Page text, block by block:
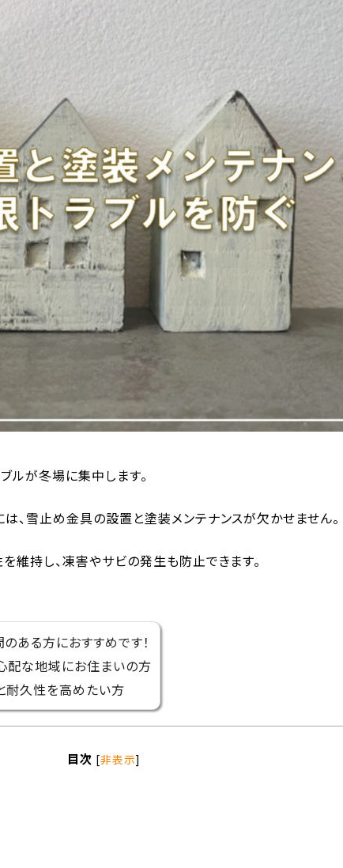
ルが冬場に集中します。
、雪止め金具の設置と塗装メンテナンスが欠かせません。
維持し、凍害やサビの発生も防止できます。
ある方におすすめです！
配な地域にお住まいの方
耐久性を高めたい方
目次 [非表示]